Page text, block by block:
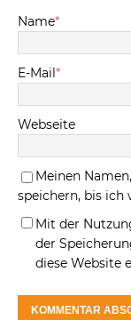
Name*
E-Mail*
Webseite
Meinen
speichern, bis
Mit der
der
diese Website